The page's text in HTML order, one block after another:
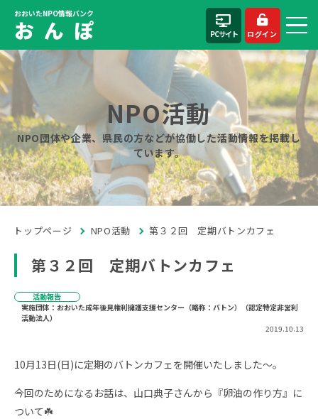
おおいたNPO情報バンク
お ん ぽ PCサイト ログイン
NPO活動
NPO団体や企業、県民の方などが協働した活動情報を掲載し
ています。
トップページ NPO活動 第３２回 定期バトンカフェ
第３２回 定期バトンカフェ
活動報告
実施団体：おおいた成年後見権利擁護支援センター（略称：バトン）（認定特定非営利
活動法人）
2019.10.13
10月13日(日)に定期のバトンカフェを開催いたしました～。
今回のためになるお話は、山口典子さんから『卵油の作り方』に
ついて☘️